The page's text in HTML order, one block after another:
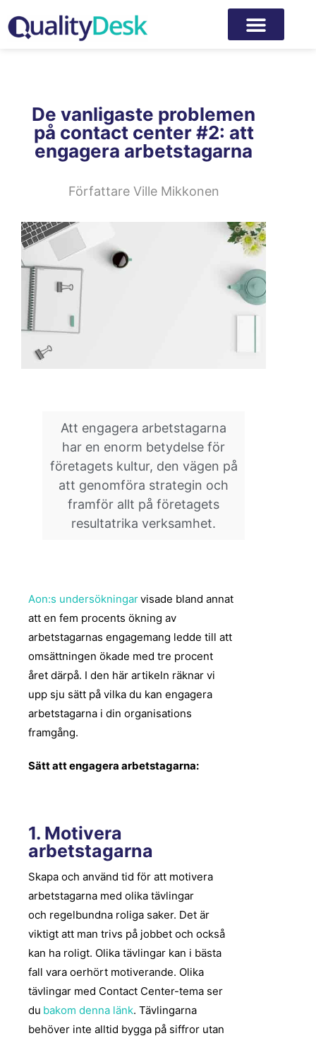
De vanligaste problemen
på contact center #2: att
engagera arbetstagarna
FörfattareVille Mikkonen
Att engagera arbetstagarna
har en enorm betydelse för
företagets kultur, den vägen på
att genomföra strategin och
framför allt på företagets
resultatrika verksamhet.
Aon:s undersökningarvisade bland annat
att en fem procents ökning av
arbetstagarnas engagemang ledde till att
omsättningen ökade med tre procent
året därpå. I den här artikeln räknar vi
upp sju sätt på vilka du kan engagera
arbetstagarna i din organisations
framgång.
Sätt att engagera arbetstagarna:
1. Motivera
arbetstagarna
Skapa och använd tid för att motivera
arbetstagarna med olika tävlingar
och regelbundna roliga saker. Det är
viktigt att man trivs på jobbet och också
kan ha roligt. Olika tävlingar kan i bästa
fall vara oerhört motiverande. Olika
tävlingar med Contact Center-tema ser
du bakom denna länk. Tävlingarna
behöver inte alltid bygga på siffror utan